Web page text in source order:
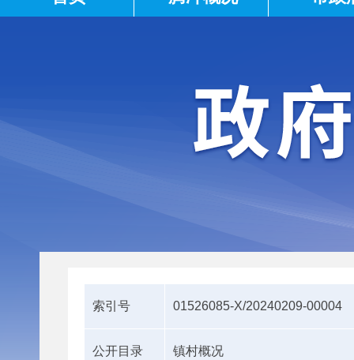
索引号 01526085-X/20240209-00004
公开目录 镇村概况